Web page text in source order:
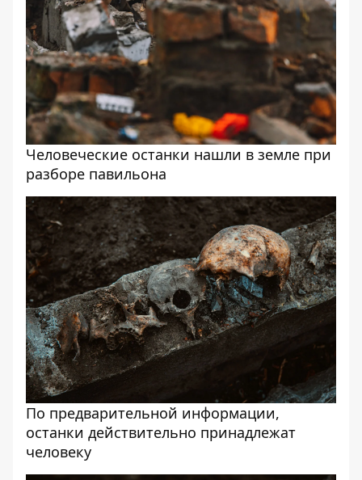
Человеческие останки нашли в земле при
разборе павильона
По предварительной информации,
останки действительно принадлежат
человеку